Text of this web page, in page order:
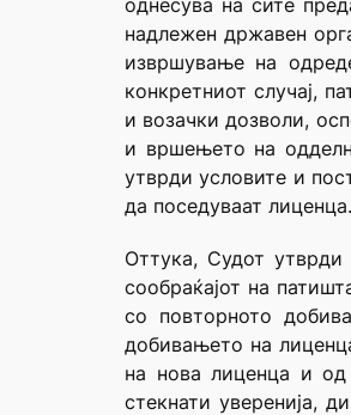
однесува на сите
надлежен државен
извршување на
конкретниот случај,
и возачки дозволи,
и вршењето на
утврди условите и
да поседуваат лиценца.
Оттука, Судот
сообраќајот на
со повторното
добивањето на
на нова лиценца и од
стекнати уверенија,